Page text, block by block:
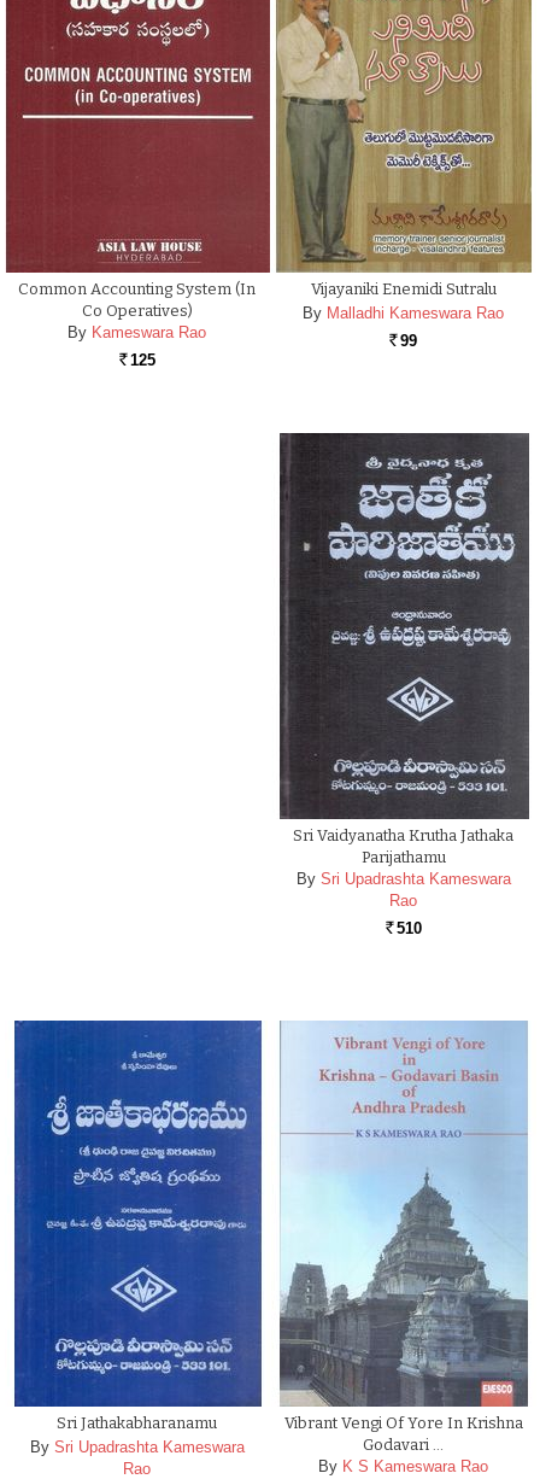
Common Accounting System (In
Co Operatives)
By Kameswara Rao
Rs. 125
Vijayaniki Enemidi Sutralu
By Malladhi Kameswara Rao
Rs. 99
Sri Vaidyanatha Krutha Jathaka
Parijathamu
By Sri Upadrashta Kameswara
Rao
Rs. 510
Sri Jathakabharanamu
By Sri Upadrashta Kameswara
Rao
Vibrant Vengi Of Yore In Krishna
Godavari …
By K S Kameswara Rao